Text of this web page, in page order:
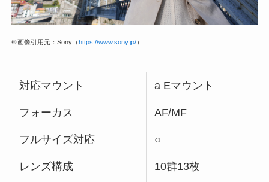
※画像引用元：Sony（ https://www.sony.jp/）
対応マウント a Eマウント
フォーカス AF/MF
フルサイズ対応 ○
レンズ構成 10群13枚